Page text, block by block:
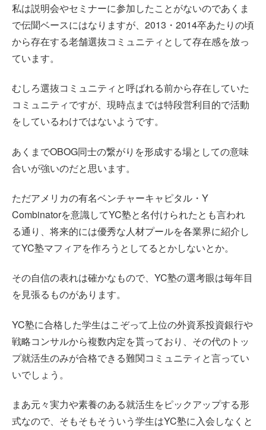
私は説明会やセミナーに参加したことがないのであくま
で伝聞ベースにはなりますが、2013・2014卒あたりの頃
から存在する老舗選抜コミュニティとして存在感を放っ
ています。
むしろ選抜コミュニティと呼ばれる前から存在していた
コミュニティですが、現時点までは特段営利目的で活動
をしているわけではないようです。
あくまでOBOG同士の繋がりを形成する場としての意味
合いが強いのだと思います。
ただアメリカの有名ベンチャーキャピタル・Y
Combinatorを意識してYC塾と名付けられたとも言われ
る通り、将来的には優秀な人材プールを各業界に紹介し
てYC塾マフィアを作ろうとしてるとかしないとか。
その自信の表れは確かなもので、YC塾の選考眼は毎年目
を見張るものがあります。
YC塾に合格した学生はこぞって上位の外資系投資銀行や
戦略コンサルから複数内定を貰っており、その代のトッ
プ就活生のみが合格できる難関コミュニティと言ってい
いでしょう。
まあ元々実力や素養のある就活生をピックアップする形
式なので、そもそもそういう学生はYC塾に入会しなくと